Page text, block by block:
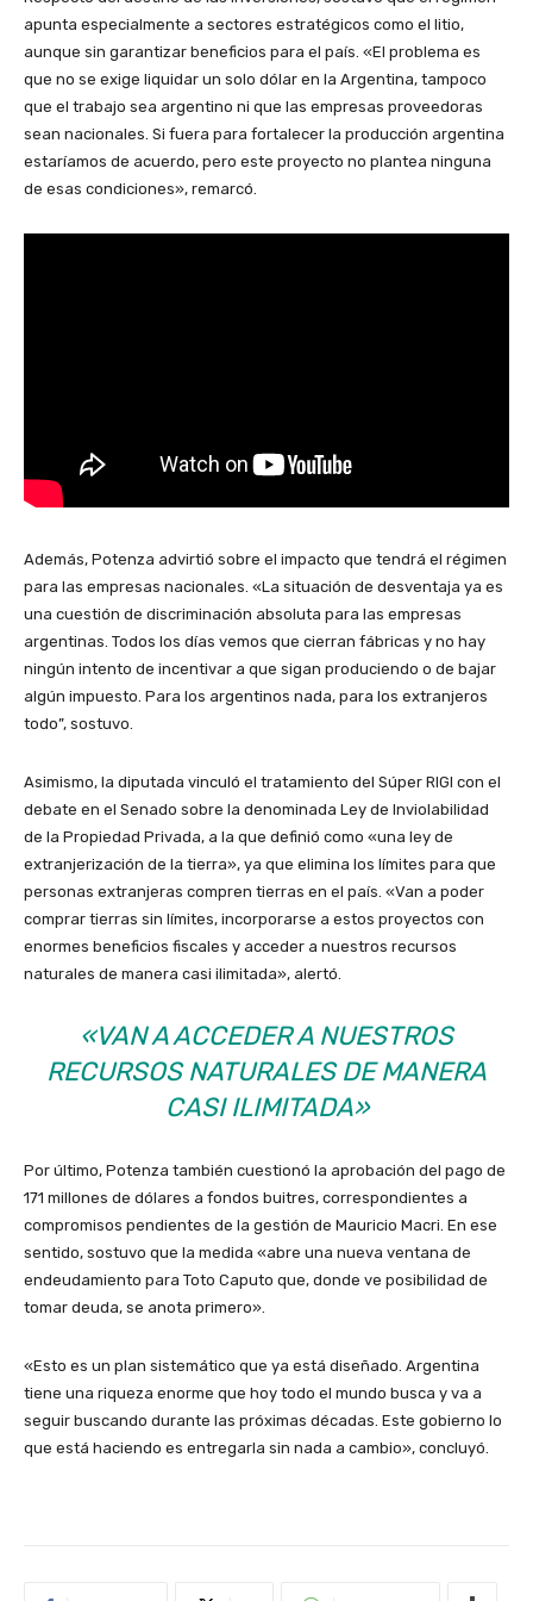
apunta especialmente a sectores estratégicos como el litio,
aunque sin garantizar beneficios para el país. «El problema es
que no se exige liquidar un solo dólar en la Argentina, tampoco
que el trabajo sea argentino ni que las empresas proveedoras
sean nacionales. Si fuera para fortalecer la producción argentina
estaríamos de acuerdo, pero este proyecto no plantea ninguna
de esas condiciones», remarcó.
Además, Potenza advirtió sobre el impacto que tendrá el régimen
para las empresas nacionales. «La situación de desventaja ya es
una cuestión de discriminación absoluta para las empresas
argentinas. Todos los días vemos que cierran fábricas y no hay
ningún intento de incentivar a que sigan produciendo o de bajar
algún impuesto. Para los argentinos nada, para los extranjeros
todo”, sostuvo.
Asimismo, la diputada vinculó el tratamiento del Súper RIGI con el
debate en el Senado sobre la denominada Ley de Inviolabilidad
de la Propiedad Privada, a la que definió como «una ley de
extranjerización de la tierra», ya que elimina los límites para que
personas extranjeras compren tierras en el país. «Van a poder
comprar tierras sin límites, incorporarse a estos proyectos con
enormes beneficios fiscales y acceder a nuestros recursos
naturales de manera casi ilimitada», alertó.
«VAN A ACCEDER A NUESTROS
RECURSOS NATURALES DE MANERA
CASI ILIMITADA»
Por último, Potenza también cuestionó la aprobación del pago de
171 millones de dólares a fondos buitres, correspondientes a
compromisos pendientes de la gestión de Mauricio Macri. En ese
sentido, sostuvo que la medida «abre una nueva ventana de
endeudamiento para Toto Caputo que, donde ve posibilidad de
tomar deuda, se anota primero».
«Esto es un plan sistemático que ya está diseñado. Argentina
tiene una riqueza enorme que hoy todo el mundo busca y va a
seguir buscando durante las próximas décadas. Este gobierno lo
que está haciendo es entregarla sin nada a cambio», concluyó.